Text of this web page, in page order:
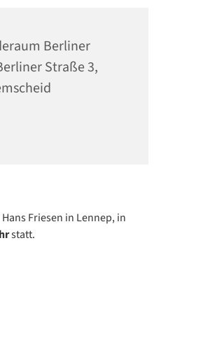
Berliner
Straße 3,
Friesen in Lennep, in
statt.